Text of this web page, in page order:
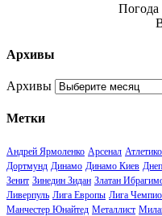
Погода
Архивы
Архивы
Метки
Андрей Ярмоленко Арсенал
Дортмунд Динамо Динамо Киев
Зенит Зинедин Зидан Златан
Ливерпуль Лига Европы Лига
Манчестер Юнайтед Металлист